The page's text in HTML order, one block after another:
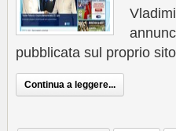
pubblicata sul proprio
Continua a leggere...